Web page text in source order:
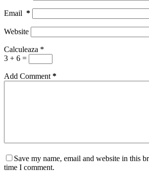
Email *
Website
Calculeaza *
3 + 6 =
Add Comment *
Save my name, email and website in this
time I comment.